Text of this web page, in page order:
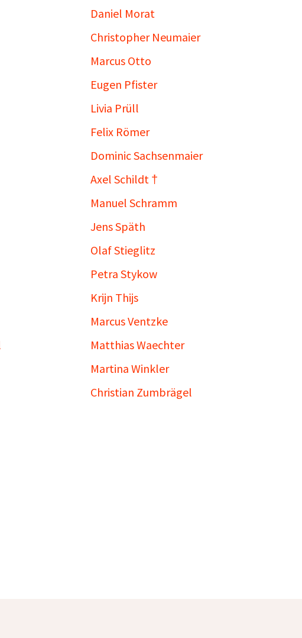
Daniel Morat
Christopher Neumaier
Marcus Otto
Eugen Pfister
Livia Prüll
Felix Römer
Dominic Sachsenmaier
Axel Schildt †
Manuel Schramm
Jens Späth
Olaf Stieglitz
Petra Stykow
Krijn Thijs
Marcus Ventzke
Matthias Waechter
Martina Winkler
Christian Zumbrägel